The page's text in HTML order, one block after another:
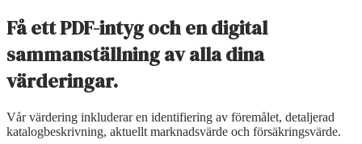
Få ett PDF-intyg och en digital
sammanställning av alla dina
värderingar.
Vår värdering inkluderar en identifiering av föremålet, detaljerad
katalogbeskrivning, aktuellt marknadsvärde och försäkringsvärde.